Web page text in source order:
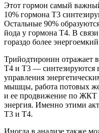
Этот гормон самый
10% гормона Т3
Остальные 90%
йода у гормона Т4. В
гораздо более
Трийодтиронин отражает
Т4 и Т3 — синтезируются
управления
мышцы, работа потовых
и ее продвижение по ЖКТ
энергия. Именно этими
Т3 и Т4.
Иногда в анализе также